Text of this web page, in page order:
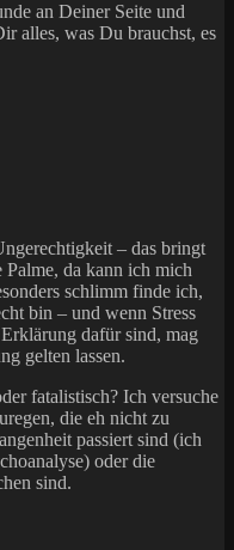
an Deiner Seite und
alles, was Du brauchst, es
– das bringt
da kann ich mich
schlimm finde ich,
bin – und wenn Stress
dafür sind, mag
gelten lassen.
fatalistisch? Ich versuche
die eh nicht zu
passiert sind (ich
oder die
sind.